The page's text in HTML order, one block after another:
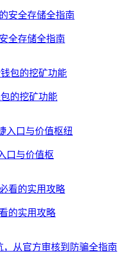
全存储全指南
的挖矿功能
口与价值枢
的实用攻略